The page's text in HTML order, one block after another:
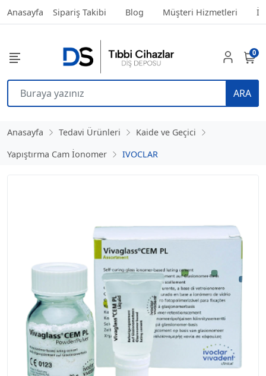
Anasayfa Sipariş Takibi Blog Müşteri Hizmetleri
ARA
0
Anasayfa Tedavi Ürünleri
Kaide ve Geçici
Yapıştırma Cam İonomer
IVOCLAR